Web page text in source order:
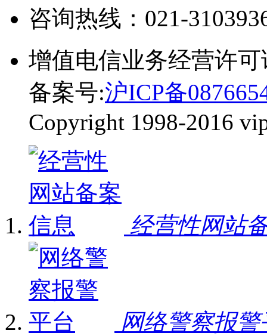
咨询热线： 021-
增值电信业务经营许可
备案号:沪ICP备
Copyright 1998-2016
经营性网站
网络警察报警